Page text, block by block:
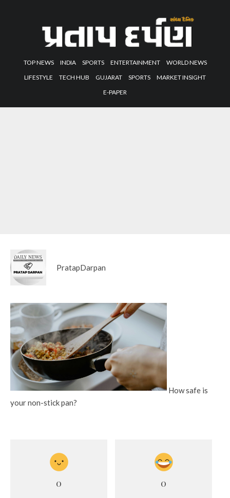
TOP NEWS INDIA SPORTS ENTERTAINMENT
WORLD NEWS
LIFESTYLE
TECH HUB GUJARAT SPORTS
MARKET INSIGHT
E-PAPER
PratapDarpan
How safe is
your non-stick pan?
0 0